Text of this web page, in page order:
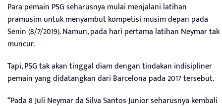
Para pemain PSG seharusnya mulai menjalani latihan
pramusim untuk menyambut kompetisi musim depan pada
Senin (8/7/2019). Namun, pada hari pertama latihan Neymar tak
muncur.
Tapi, PSG tak akan tinggal diam dengan tindakan indisipliner
pemain yang didatangkan dari Barcelona pada 2017 tersebut.
“Pada 8 Juli Neymar da Silva Santos Junior seharusnya kembali